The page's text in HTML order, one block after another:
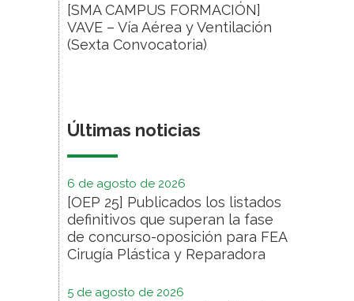
[SMA CAMPUS FORMACIÓN]
VAVE – Vía Aérea y Ventilación
(Sexta Convocatoria)
Últimas noticias
6 de agosto de 2026
[OEP 25] Publicados los listados
definitivos que superan la fase
de concurso-oposición para FEA
Cirugía Plástica y Reparadora
5 de agosto de 2026